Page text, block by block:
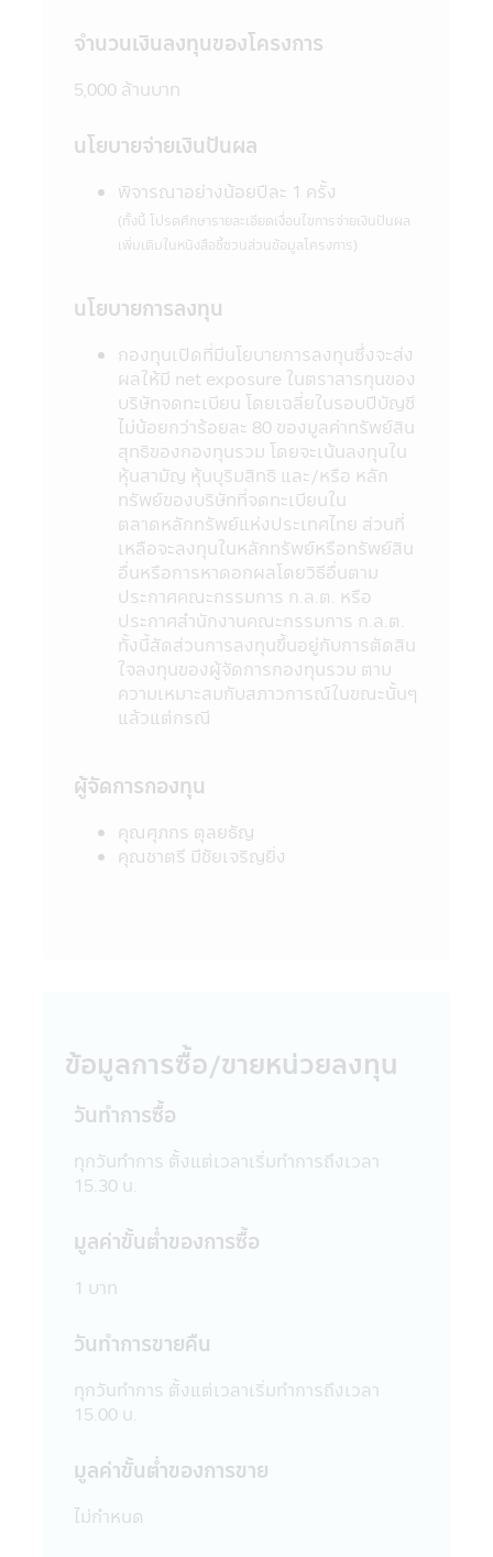
กลุ่มอุตสาหกรรมใดอุตสาหกรรมหนึ่งหรือ
ประเทศใดประเทศหนึ่ง ผู้ลงทุนควรศึกษาข้อมูล
ในหนังสือชี้ชวนให้เข้าใจก่อนตัดสินใจลงทุน
6. ในกรณีที่มีเหตุการณ์ไม่ปกติ ผู้ลงทุนอาจไม่
เวลาที่กำหนด หรืออาจไม่สามารถขายคืนหน่วย
ลงทุนได้ตามที่มีคำสั่งไว้ หรืออาจได้รับชำระเงิน
ค่าขายคืนหน่วยลงทุนล่าช้ากว่าระยะเวลาที่
กำหนดไว้ในหนังสือชี้ชวน
7. ในกรณีที่กองทุนรวมไม่สามารถดำรง
กรรมการ ก.ล.ต. กำหนด ผู้ลงทุนอาจไม่สามารถ
ขายคืนหน่วยลงทุนได้ตามที่มีคำสั่งไว้
8. ผู้ลงทุนสามารถตรวจดูข้อมูลที่อาจมีผลต่อ
การตัดสินใจลงทุน เช่น การทำธุรกรรมกับ
บุคคลที่เกี่ยวข้อง (Connected Person) และ
การลงทุนตามอัตราส่วนที่กำหนดใน
วัตถุประสงค์การลงทุน เป็นต้น ได้ที่สำนักงาน
คณะกรรมการ ก.ล.ต. หรือโดยผ่านเครือข่าย
Internet ของสำนักงานคณะกรรมการ ก.ล.ต.
http://www.sec.or.th
9. กองทุนรวมเป็นนิติบุคคลแยกต่างหากจาก
บริษัทจัดการ ดังนั้นบริษัทจัดการจึงไม่มีภาระ
ผูกพันในการชดเชยผลขาดทุนของกองทุนรวม
ทั้งนี้ ผลการดำเนินงานของกองทุนรวม ไม่ได้ขึ้น
อยู่กับสถานะทางการเงินหรือผลการดำเนินงาน
ของบริษัทจัดการ
10. การลงทุนในกองทุนรวมใดๆ ที่มีรายชื่อ
ปรากฏในแอปพลิเคชันผ่านโทรศัพท์มือถือนี้อยู่
ราชบัญญัติหลักทรัพย์ และตลาดหลักทรัพย์
พ.ศ. 2535 (ที่แก้ไขเพิ่มเติม)
11. ข้อมูลในแอปพลิเคชันผ่านโทรศัพท์มือถือ
นี้เป็นข้อมูลทั่วไป ไม่ใช่คำแนะนำหรือความเห็น
อนุมัติให้จัดตั้งและจัดการโครงการของกองทุน
รวมที่ปรากฏอยู่ในแอปพลิเคชันผ่านโทรศัพท์
มือถือนี้ มิได้เป็นการแสดงว่าคณะกรรมการ
ก.ล.ต. และสำนักงานคณะกรรมการ ก.ล.ต. ได้
รับรองถึงความถูกต้องของข้อมูลในหนังสือชี้
ชวน และมิได้ประกันราคาหน่วยลงทุนที่เสนอ
ขาย
ในแอปพลิเคชันผ่านโทรศัพท์มือถือนี้ ใช้วิธี
บริษัทจัดการลงทุนกำหนด และผลการดำเนิน
ถึงผลการดำเนินงานในอนาคต
แอปพลิเคชันผ่านโทรศัพท์มือถือนี้ บริษัทจัดการ
ได้จัดทำเพื่อเผยแพร่ข้อมูลให้ผู้ถือหน่วยลงทุน
ต้องของข้อมูล แต่อย่างไรก็ตามบริษัทจัดการไม่
สามารถรับประกันถึงความถูกต้อง และความ
เป็นปัจจุบันของข้อมูลทั้งหมดที่ปรากฏใน
จำนวนเงินลงทุนของโครงการ
5,000 ล้านบาท
นโยบายจ่ายเงินปันผล
พิจารณาอย่างน้อยปีละ 1 ครั้ง
(ทั้งนี้ โปรดศึกษารายละเอียดเงื่อนไขการจ่ายเงินปันผล
เพิ่มเติมในหนังสือชี้ชวนส่วนข้อมูลโครงการ)
นโยบายการลงทุน
กองทุนเปิดที่มีนโยบายการลงทุนซึ่งจะส่ง
ผลให้มี net exposure ในตราสารทุนของ
บริษัทจดทะเบียน โดยเฉลี่ยในรอบปีบัญชี
ไม่น้อยกว่าร้อยละ 80 ของมูลค่าทรัพย์สิน
สุทธิของกองทุนรวม โดยจะเน้นลงทุนใน
หุ้นสามัญ หุ้นบุริมสิทธิ และ/หรือ หลัก
ทรัพย์ของบริษัทที่จดทะเบียนใน
ตลาดหลักทรัพย์แห่งประเทศไทย ส่วนที่
เหลือจะลงทุนในหลักทรัพย์หรือทรัพย์สิน
อื่นหรือการหาดอกผลโดยวิธีอื่นตาม
ประกาศคณะกรรมการ ก.ล.ต. หรือ
ประกาศสำนักงานคณะกรรมการ ก.ล.ต.
ทั้งนี้สัดส่วนการลงทุนขึ้นอยู่กับการตัดสิน
ใจลงทุนของผู้จัดการกองทุนรวม ตาม
ความเหมาะสมกับสภาวการณ์ในขณะนั้นๆ
แล้วแต่กรณี
ผู้จัดการกองทุน
คุณศุภกร ตุลยธัญ
คุณชาตรี มีชัยเจริญยิ่ง
ข้อมูลการซื้อ/ขายหน่วยลงทุน
วันทำการซื้อ
ทุกวันทำการ ตั้งแต่เวลาเริ่มทำการถึงเวลา
15.30 น.
มูลค่าขั้นตํ่าของการซื้อ
1 บาท
วันทำการขายคืน
ทุกวันทำการ ตั้งแต่เวลาเริ่มทำการถึงเวลา
15.00 น.
มูลค่าขั้นตํ่าของการขาย
ไม่กำหนด